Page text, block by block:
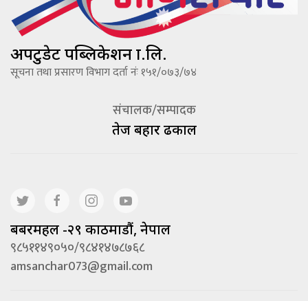
अपटुडेट पब्लिकेशन प्रा.लि.
सूचना तथा प्रसारण विभाग दर्ता नंः १५१/०७३/७४
संचालक/सम्पादक
तेज बहादूर ढकाल
बबरमहल -२९ काठमाडौं, नेपाल
९८५११४९०५०/९८४१४७८७६८
amsanchar073@gmail.com